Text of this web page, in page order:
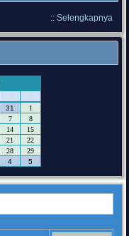
:: Selengkapnya
J S
31
1
7
8
14
15
21
22
28
29
4 5